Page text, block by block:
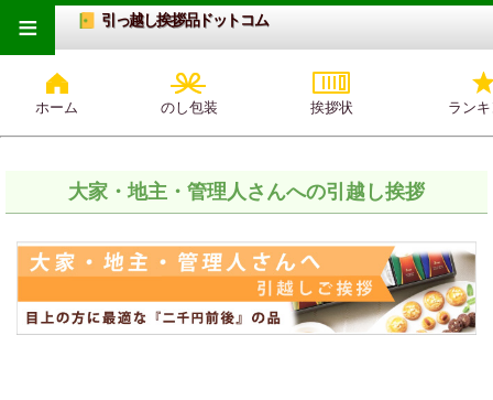
引っ越し挨拶品ドットコム
ホーム のし包装 挨拶状 ラン
≡
大家・地主・管理人さんへの引越し挨拶